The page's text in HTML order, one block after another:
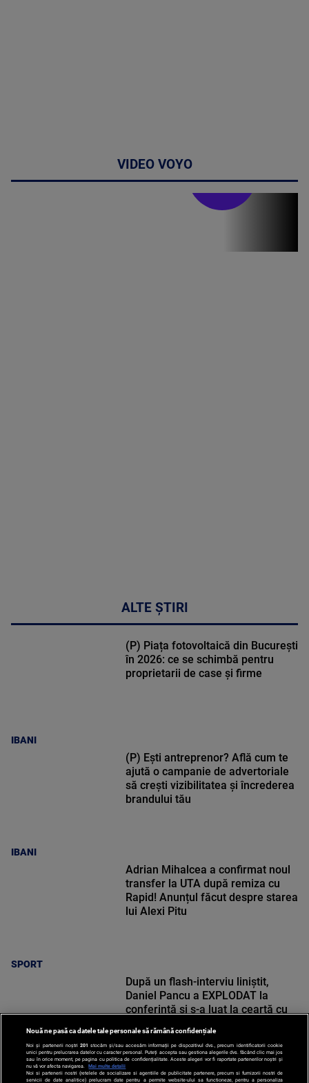
VIDEO VOYO
ALTE ȘTIRI
IBANI
(P) Piața fotovoltaică din București
în 2026: ce se schimbă pentru
proprietarii de case și firme
IBANI
(P) Ești antreprenor? Află cum te
ajută o campanie de advertoriale
să crești vizibilitatea și încrederea
brandului tău
SPORT
Adrian Mihalcea a confirmat noul
transfer la UTA după remiza cu
Rapid! Anunțul făcut despre starea
lui Alexi Pitu
SPORT
După un flash-interviu liniștit,
Daniel Pancu a EXPLODAT la
conferință și s-a luat la ceartă cu
strigați”
Nouă ne pasă ca datele tale personale să rămână confidențiale
Noi și partenerii noștri 201 stocăm și/sau accesăm informații pe dispozitivul dvs., precum identificatorii cookie
unici pentru prelucrarea datelor cu caracter personal. Puteți accepta sau gestiona alegerile dvs. făcând clic mai jos
sau în orice moment, pe pagina cu politica de confidențialitate. Aceste alegeri vor fi raportate partenerilor noștri și
nu vă vor afecta navigarea.
Mai multe detalii
Noi si partenerii nostri (retelele de socializare si agentiile de publicitate partenere, precum si furnizorii nostri de
servicii de date analitice) prelucram date pentru a permite website-ului sa functioneze, pentru a personaliza